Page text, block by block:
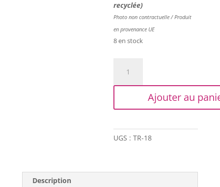
recyclée)
Photo non contractuelle / Produit
en provenance UE
8 en stock
Trapilho
XL
Blanc
Ajouter au
UGS :TR-18
Description